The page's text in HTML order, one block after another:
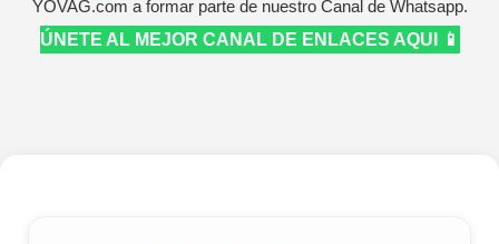
YOVAG.com a formar parte de nuestro Canal de Whatsapp.
ÚNETE AL MEJOR CANAL DE ENLACES AQUI 📱